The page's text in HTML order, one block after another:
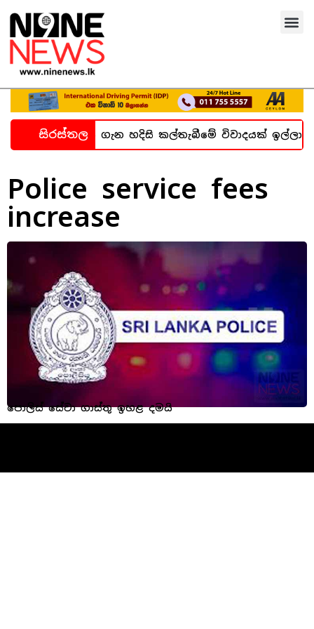
සිරස්තල
සිද්ධිය ගැන හදිසි කල්තැබීමේ විවාදයක් ඉල්ලා
Police service fees
increase
පොලිස් සේවා ගාස්තු ඉහළ දමයි